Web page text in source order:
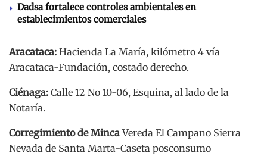
Dadsa fortalece controles ambientales en
establecimientos comerciales
Aracataca: Hacienda La María, kilómetro 4 vía
Aracataca-Fundación, costado derecho.
Ciénaga: Calle 12 No 10-06, Esquina, al lado de la
Notaría.
Corregimiento de MincaVereda El Campano Sierra
Nevada de Santa Marta-Caseta posconsumo